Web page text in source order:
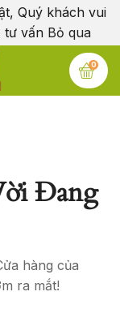
Quý khách vui
tư vấn Bỏ qua
0
Đang
hàng của
ra mắt!